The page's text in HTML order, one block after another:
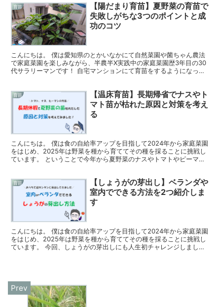
育苗
【陽だまり育苗】夏野菜の育苗で
失敗しがちな3つのポイントと成
功のコツ
こんにちは。 僕は愛知県のとかいなかにて自然菜園や菌ちゃん農法
で家庭菜園を楽しみながら、半農半X実践中の家庭菜園歴3年目の30
代サラリーマンです！ 自宅マンションにて育苗をするようになって2
育苗
【温床育苗】長期帰省でナスやト
マト苗が枯れた原因と対策を考え
る
こんにちは。 僕は食の自給率アップを目指して2024年から家庭菜園
をはじめ、2025年は野菜を種から育ててその種を採ることに挑戦し
ています。 ということで今年から夏野菜のナスやトマトやピーマン
育苗
【しょうがの芽出し】ベランダや
室内でできる方法を2つ紹介しま
す
こんにちは。 僕は食の自給率アップを目指して2024年から家庭菜園
をはじめ、2025年は野菜を種から育ててその種を採ることに挑戦し
ています。 今回、しょうがの芽出しにも人生初チャレンジしまし